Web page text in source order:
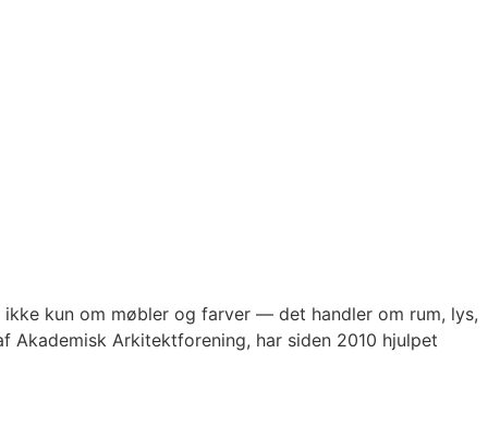
kun om møbler og farver — det handler om rum, lys,
Arkitektforening, har siden 2010 hjulpet